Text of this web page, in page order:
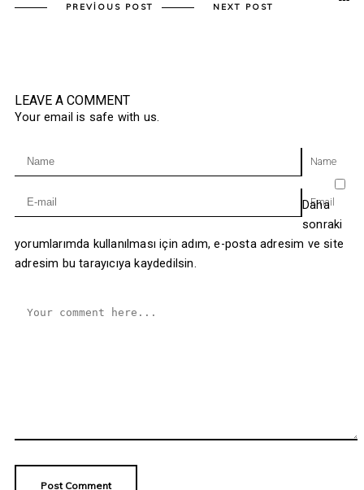
PREVIOUS POST NEXT POST
LEAVE A COMMENT
Your email is safe with us.
Name
Email
Daha
sonraki
yorumlarımda kullanılması için adım, e-posta adresim ve site
adresim bu tarayıcıya kaydedilsin.